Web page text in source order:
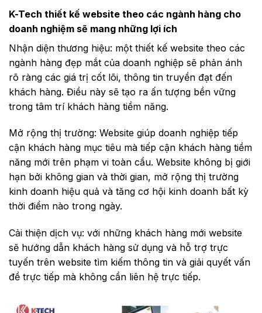
K-Tech thiết kế website theo các ngành hàng cho
doanh nghiệm sẽ mang những lợi ích
Nhận diện thương hiệu: một thiết kế website theo các
ngành hàng đẹp mắt của doanh nghiệp sẽ phản ánh
rõ ràng các giá trị cốt lõi, thông tin truyền đạt đến
khách hàng. Điều này sẽ tạo ra ấn tượng bền vững
trong tâm trí khách hàng tiềm năng.
Mở rộng thị trường: Website giúp doanh nghiệp tiếp
cận khách hàng mục tiêu mà tiếp cận khách hàng tiềm
năng mới trên phạm vi toàn cầu. Website không bị giới
hạn bởi không gian và thời gian, mở rộng thị trường
kinh doanh hiệu quả và tăng cơ hội kinh doanh bất kỳ
thời điểm nào trong ngày.
Cải thiện dịch vụ: với những khách hàng mới website
sẽ hướng dẫn khách hàng sử dụng và hỗ trợ trực
tuyến trên website tìm kiếm thông tin và giải quyết vấn
đề trực tiếp mà không cần liên hệ trực tiếp.